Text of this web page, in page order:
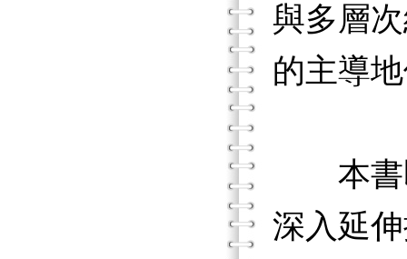
與多層
的主導
本書即
深入延